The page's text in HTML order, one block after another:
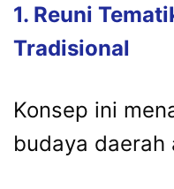
1. Reuni
Tradisional
Konsep ini
budaya daerah